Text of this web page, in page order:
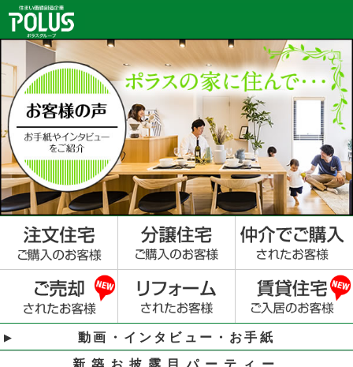
動画・インタビュー・お手紙
新築お披露目パーティー